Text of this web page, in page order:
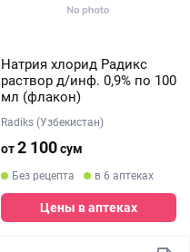
Натрия хлорид Радикс
раствор д/инф. 0,9% по 100
мл (флакон)
Radiks (Узбекистан)
от2 100сум
Без рецепта в 6 аптеках
Цены в аптеках